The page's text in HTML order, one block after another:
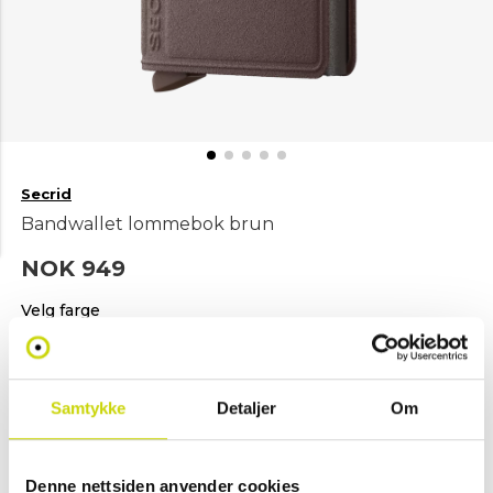
Samtykke Detaljer Om
Denne nettsiden anvender cookies
Secrid
Bandwallet lommebok brun
NOK 949
Velg farge
Brun
Legg i handlekurv